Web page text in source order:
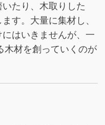
たり、木取りした
す。大量に集材し、
はいきませんが、一
木材を創っていくのが